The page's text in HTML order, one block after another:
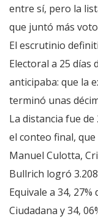
entre sí, pero la
que juntó más
El escrutinio
Electoral a 25 días
anticipaba: que la
terminó unas
La distancia fue de
el conteo final,
Manuel Culotta,
Bullrich logró
Equivale a 34,
Ciudadana y 34,